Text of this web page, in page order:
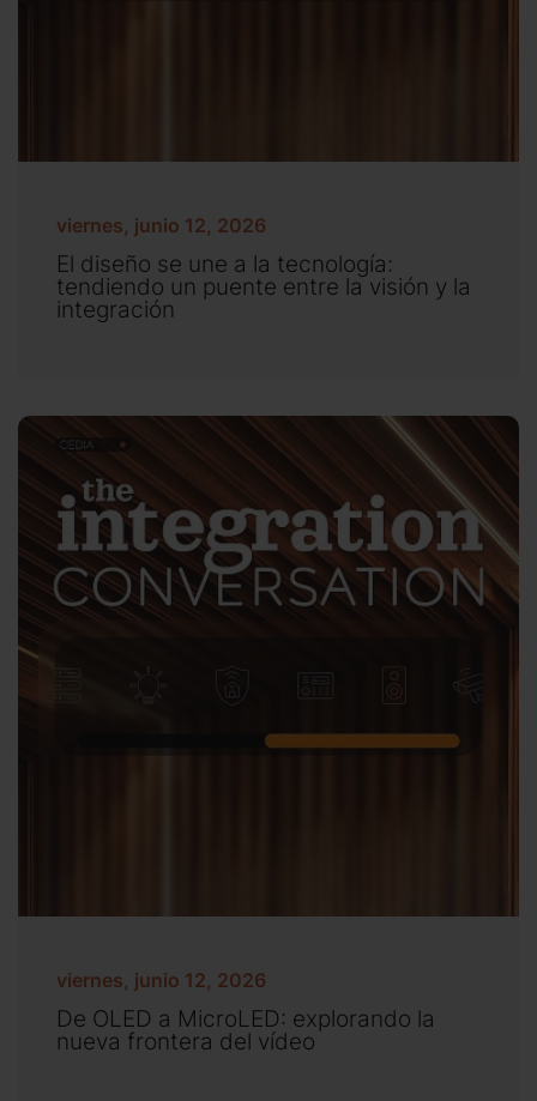
viernes, junio 12, 2026
El diseño se une a la tecnología:
tendiendo un puente entre la visión y la
integración
viernes, junio 12, 2026
De OLED a MicroLED: explorando la
nueva frontera del vídeo